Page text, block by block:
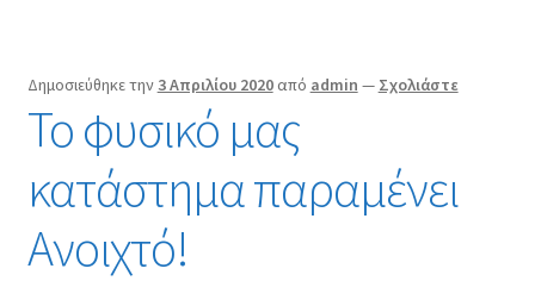
Δημοσιεύθηκε την 3 Απριλίου 2020 από admin — Σχολιάστε
Το φυσικό μας
κατάστημα παραμένει
Ανοιχτό!